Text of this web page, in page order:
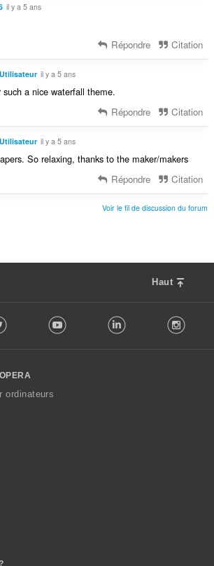
il y a 5 ans
Répondre Citation
il y a 5 ans
such a nice waterfall theme.
Répondre Citation
il y a 5 ans
So relaxing, thanks to the maker/makers
Répondre Citation
Voir le fil de discussion du forum
Haut
Youtube LinkedIn
ordinateurs